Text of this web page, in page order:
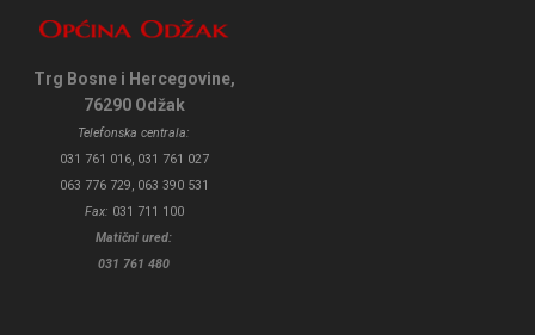
Trg Bosne i Hercegovine,
76290 Odžak
Telefonska centrala:
031 761 016, 031 761 027
063 776 729, 063 390 531
Fax: 031 711 100
Matični ured:
031 761 480